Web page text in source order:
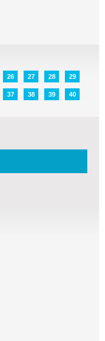
26 27 28 29
37 38 39 40